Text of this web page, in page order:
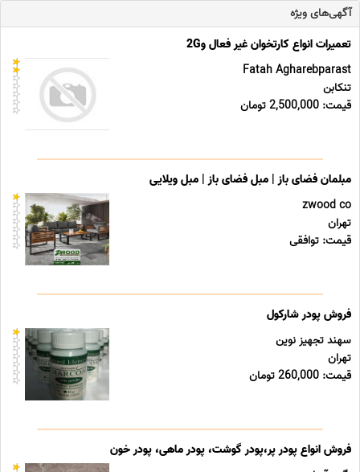
آگهی‌های ویژه
تعمیرات انواع کارتخوان غیر فعال و2G
Fatah Agharebparast
تنکابن
قیمت: 2,500,000 تومان
مبلمان فضای باز | مبل فضای باز | مبل ویلایی
zwood co
تهران
قیمت: توافقی
فروش پودر شارکول
سهند تجهیز نوین
تهران
قیمت: 260,000 تومان
فروش انواع پودر پر،پودر گوشت، پودر ماهی، پودر خون